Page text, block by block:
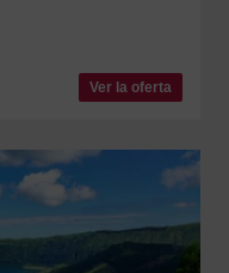
Ver la oferta